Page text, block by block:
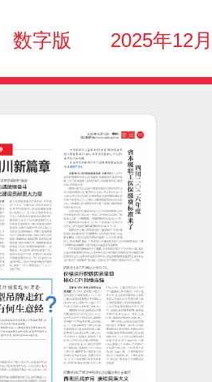
数字版 2025年12